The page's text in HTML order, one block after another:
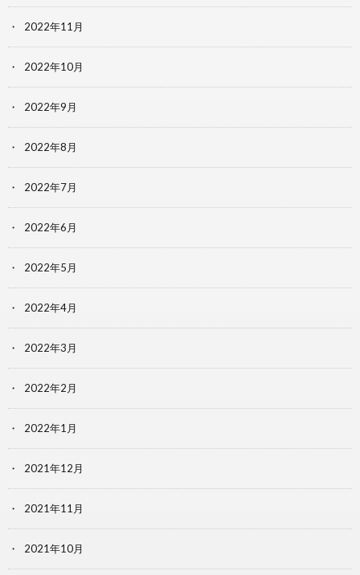
2022年11月
2022年10月
2022年9月
2022年8月
2022年7月
2022年6月
2022年5月
2022年4月
2022年3月
2022年2月
2022年1月
2021年12月
2021年11月
2021年10月